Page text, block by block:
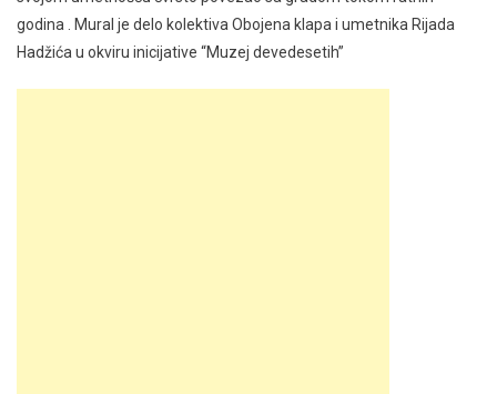
godina . Mural je delo kolektiva Obojena klapa i umetnika Rijada
Hadžića u okviru inicijative “Muzej devedesetih”